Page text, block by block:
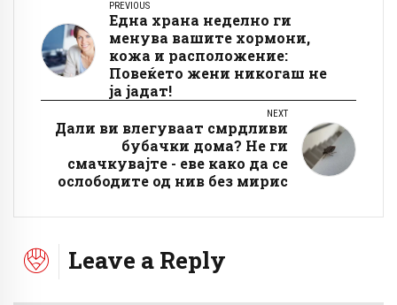
PREVIOUS
Една храна неделно ги
менува вашите хормони,
кожа и расположение:
Повеќето жени никогаш не
ја јадат!
NEXT
Дали ви влегуваат смрдливи
бубачки дома? Не ги
смачкувајте - еве како да се
ослободите од нив без мирис
Leave a Reply